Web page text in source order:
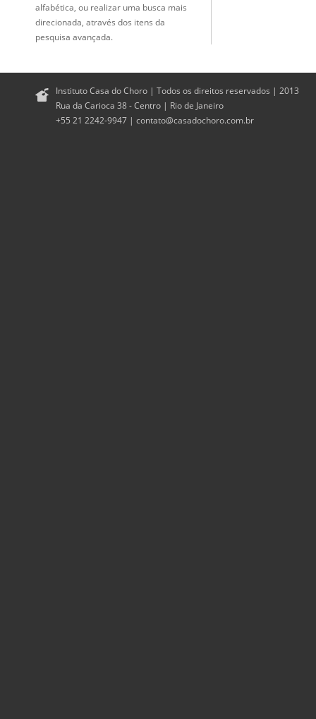
alfabética, ou realizar uma busca mais
direcionada, através dos itens da
pesquisa avançada.
Instituto Casa do Choro | Todos os direitos reservados | 2013
Rua da Carioca 38 - Centro | Rio de Janeiro
+55 21 2242-9947 | contato@casadochoro.com.br